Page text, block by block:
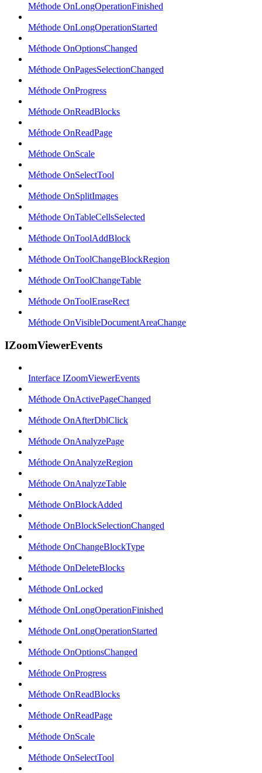
Méthode OnLongOperationFinished
Méthode OnLongOperationStarted
Méthode OnOptionsChanged
Méthode OnPagesSelectionChanged
Méthode OnProgress
Méthode OnReadBlocks
Méthode OnReadPage
Méthode OnScale
Méthode OnSelectTool
Méthode OnSplitImages
Méthode OnTableCellsSelected
Méthode OnToolAddBlock
Méthode OnToolChangeBlockRegion
Méthode OnToolChangeTable
Méthode OnToolEraseRect
Méthode OnVisibleDocumentAreaChange
IZoomViewerEvents
Interface IZoomViewerEvents
Méthode OnActivePageChanged
Méthode OnAfterDblClick
Méthode OnAnalyzePage
Méthode OnAnalyzeRegion
Méthode OnAnalyzeTable
Méthode OnBlockAdded
Méthode OnBlockSelectionChanged
Méthode OnChangeBlockType
Méthode OnDeleteBlocks
Méthode OnLocked
Méthode OnLongOperationFinished
Méthode OnLongOperationStarted
Méthode OnOptionsChanged
Méthode OnProgress
Méthode OnReadBlocks
Méthode OnReadPage
Méthode OnScale
Méthode OnSelectTool